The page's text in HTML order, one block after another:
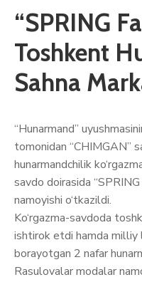
“SPRING
Toshkent
Sahna
“Hunarmand”
tomonidan “CHIMGAN”
hunarmandchilik
savdo doirasida
namoyishi o‘tkazildi.
Ko‘rgazma-savdoda
ishtirok etdi hamda milliy
borayotgan 2 nafar
Rasulovalar modalar